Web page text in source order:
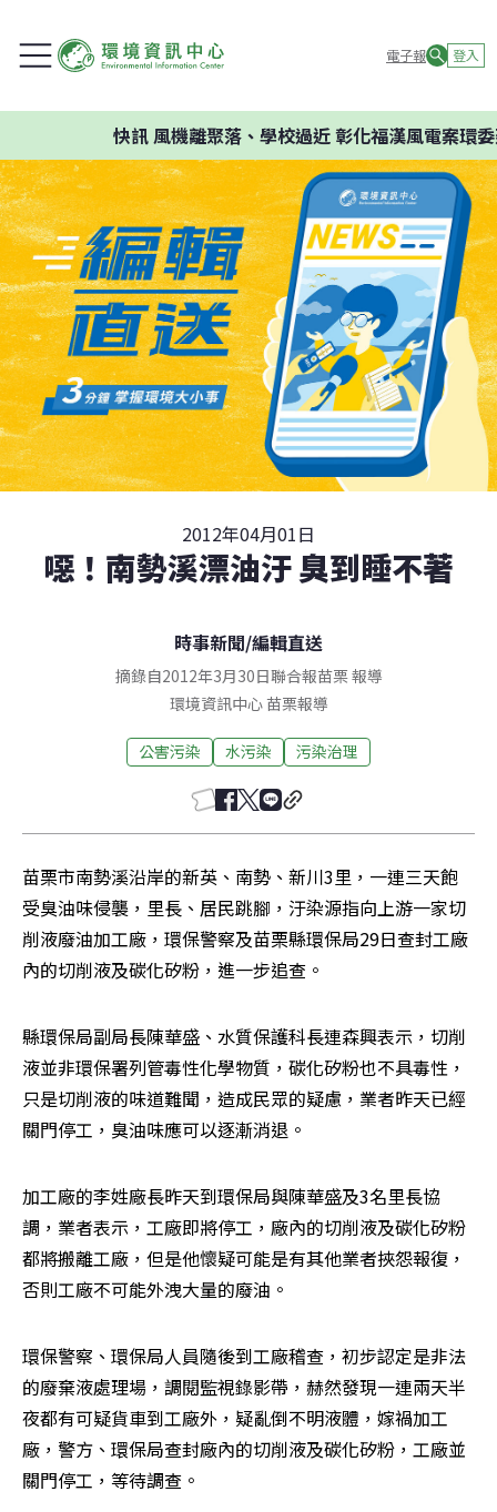
電子報 登入
快訊風機離聚落、學校過近 彰化福漢風電案環委
2012年04月01日
噁！南勢溪漂油汙 臭到睡不著
時事新聞/編輯直送
摘錄自2012年3月30日聯合報苗栗 報導
環境資訊中心苗栗報導
公害污染 水污染 污染治理
苗栗市南勢溪沿岸的新英、南勢、新川3里，一連三天飽
受臭油味侵襲，里長、居民跳腳，汙染源指向上游一家切
削液廢油加工廠，環保警察及苗栗縣環保局29日查封工廠
內的切削液及碳化矽粉，進一步追查。
縣環保局副局長陳華盛、水質保護科長連森興表示，切削
液並非環保署列管毒性化學物質，碳化矽粉也不具毒性，
只是切削液的味道難聞，造成民眾的疑慮，業者昨天已經
關門停工，臭油味應可以逐漸消退。
加工廠的李姓廠長昨天到環保局與陳華盛及3名里長協
調，業者表示，工廠即將停工，廠內的切削液及碳化矽粉
都將搬離工廠，但是他懷疑可能是有其他業者挾怨報復，
否則工廠不可能外洩大量的廢油。
環保警察、環保局人員隨後到工廠稽查，初步認定是非法
的廢棄液處理場，調閱監視錄影帶，赫然發現一連兩天半
夜都有可疑貨車到工廠外，疑亂倒不明液體，嫁禍加工
廠，警方、環保局查封廠內的切削液及碳化矽粉，工廠並
關門停工，等待調查。